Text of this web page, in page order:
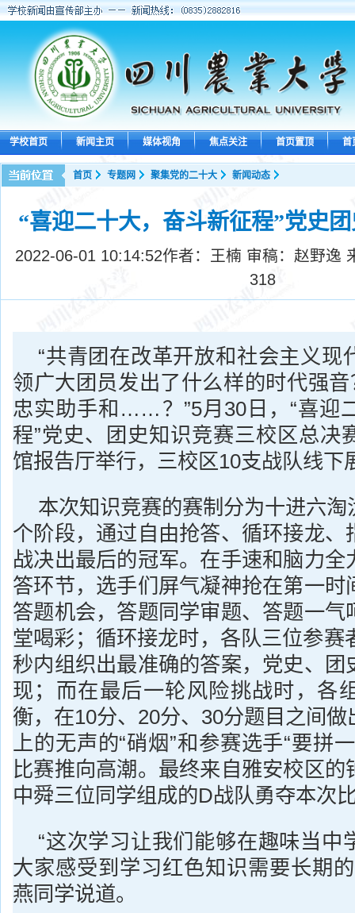
学校首页 新闻主页 媒体视角 焦点关注 首页置顶 首
首页 专题网 聚集党的二十大 新闻动态
“喜迎二十大，奋斗新征程”党史
2022-06-01 10:14:52作者：王楠 审稿：赵野逸
318
“共青团在改革开放和社会主义现
领广大团员发出了什么样的时代强音
忠实助手和……？”5月30日，“喜迎
程”党史、团史知识竞赛三校区总决
馆报告厅举行，三校区10支战队线下
本次知识竞赛的赛制分为十进六
个阶段，通过自由抢答、循环接龙、
战决出最后的冠军。在手速和脑力全
答环节，选手们屏气凝神抢在第一时
答题机会，答题同学审题、答题一气
堂喝彩；循环接龙时，各队三位参赛
秒内组织出最准确的答案，党史、团
现；而在最后一轮风险挑战时，各
衡，在10分、20分、30分题目之间
上的无声的“硝烟”和参赛选手“要拼
比赛推向高潮。最终来自雅安校区的
中舜三位同学组成的D战队勇夺本次
“这次学习让我们能够在趣味当中
大家感受到学习红色知识需要长期
燕同学说道。